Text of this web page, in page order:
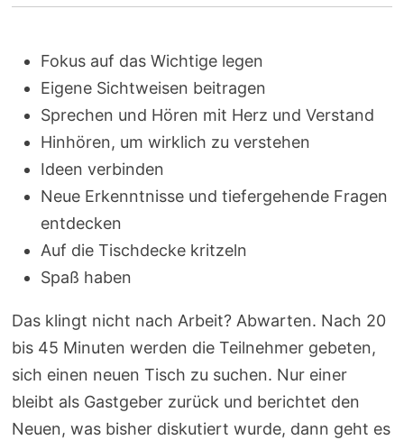
Fokus auf das Wichtige legen
Eigene Sichtweisen beitragen
Sprechen und Hören mit Herz und Verstand
Hinhören, um wirklich zu verstehen
Ideen verbinden
Neue Erkenntnisse und tiefergehende Fragen
entdecken
Auf die Tischdecke kritzeln
Spaß haben
Das klingt nicht nach Arbeit? Abwarten. Nach 20
bis 45 Minuten werden die Teilnehmer gebeten,
sich einen neuen Tisch zu suchen. Nur einer
bleibt als Gastgeber zurück und berichtet den
Neuen, was bisher diskutiert wurde, dann geht es